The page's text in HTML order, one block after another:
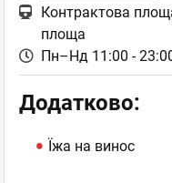
Контрактова
площа
Пн–Нд 11:00 -
Додатково:
Їжа на винос